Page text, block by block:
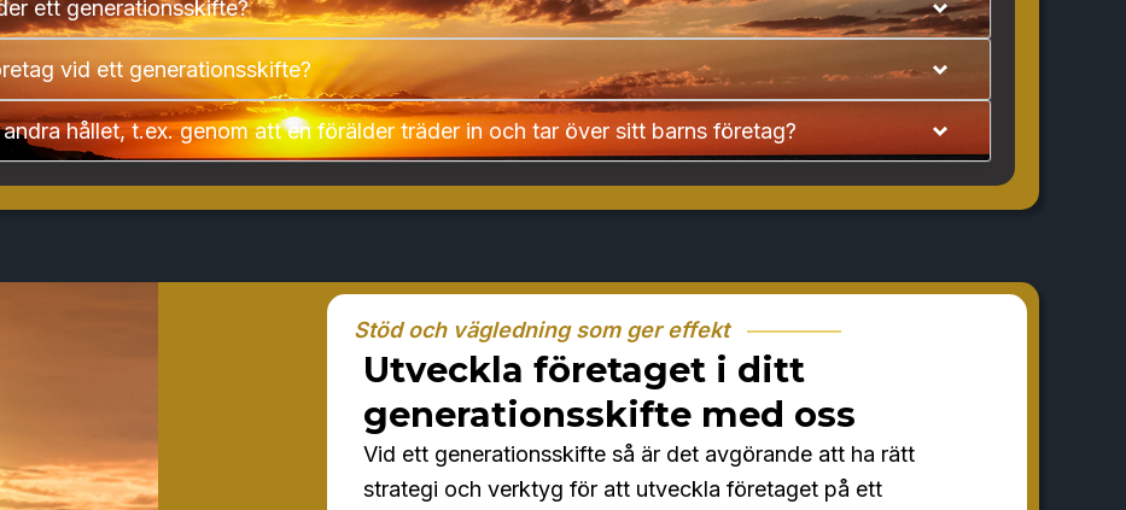
ett generationsskifte?
vid ett generationsskifte?
hållet, t.ex. genom att en förälder träder in och tar över sitt barns företag?
Stöd och vägledning som ger effekt
Utveckla företaget i ditt
generationsskifte med oss
Vid ett generationsskifte så är det avgörande att ha rätt
strategi och verktyg för att utveckla företaget på ett